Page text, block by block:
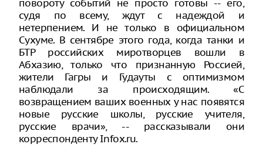
повороту событий не просто готовы -- его,
судя по всему, ждут с надеждой и
нетерпением. И не только в официальном
Сухуме. В сентябре этого года, когда танки и
БТР российских миротворцев вошли в
Абхазию, только что признанную Россией,
жители Гагры и Гудауты с оптимизмом
наблюдали за происходящим. «С
возвращением ваших военных у нас появятся
новые русские школы, русские учителя,
русские врачи», -- рассказывали они
корреспонденту Infox.ru.